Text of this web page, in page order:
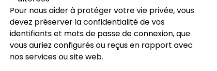
Pour nous aider à protéger votre vie privée, vous
devez préserver la confidentialité de vos
identifiants et mots de passe de connexion, que
vous auriez configurés ou reçus en rapport avec
nos services ou site web.